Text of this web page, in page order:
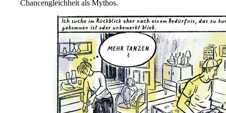
Chancengleichheit als Mythos.